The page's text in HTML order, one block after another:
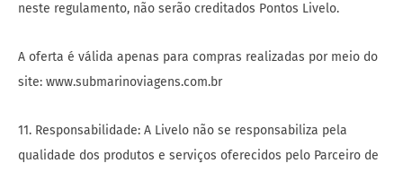
neste regulamento, não serão creditados Pontos Livelo.
A oferta é válida apenas para compras realizadas por meio do
site: www.submarinoviagens.com.br
11. Responsabilidade: A Livelo não se responsabiliza pela
qualidade dos produtos e serviços oferecidos pelo Parceiro de